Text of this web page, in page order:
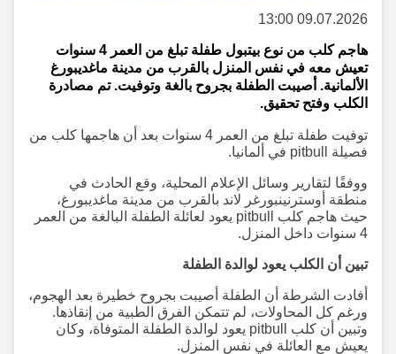
09.07.2026 13:00
هاجم كلب من نوع بيتبول طفلة تبلغ من العمر 4 سنوات
تعيش معه في نفس المنزل بالقرب من مدينة ماغديبورغ
الألمانية. أصيبت الطفلة بجروح بالغة وتوفيت. تم مصادرة
الكلب وفتح تحقيق.
توفيت طفلة تبلغ من العمر 4 سنوات بعد أن هاجمها كلب من
فصيلة pitbull في ألمانيا.
ووفقًا لتقارير وسائل الإعلام المحلية، وقع الحادث في
منطقة أوسترنينبورغر لاند بالقرب من مدينة ماغديبورغ،
حيث هاجم كلب pitbull يعود لعائلة الطفلة البالغة من العمر
تبين أن الكلب يعود لوالدة الطفلة
أفادت الشرطة أن الطفلة أصيبت بجروح خطيرة بعد الهجوم،
ورغم كل المحاولات، لم تتمكن الفرق الطبية من إنقاذها.
وتبين أن كلب pitbull يعود لوالدة الطفلة المتوفاة، وكان
يعيش مع العائلة في نفس المنزل.